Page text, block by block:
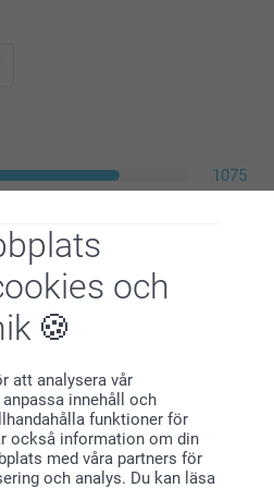
och
att analysera vår
innehåll och
funktioner för
också information om din
med våra partners för
och analys. Du kan läsa
1075